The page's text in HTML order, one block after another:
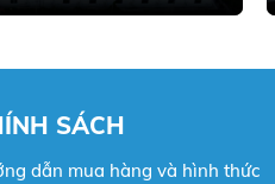
SÁCH
dẫn mua hàng và hình thức